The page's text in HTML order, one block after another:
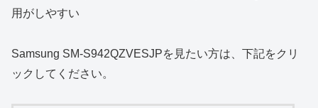
用がしやすい
Samsung SM-S942QZVESJPを見たい方は、下記をクリ
ックしてください。